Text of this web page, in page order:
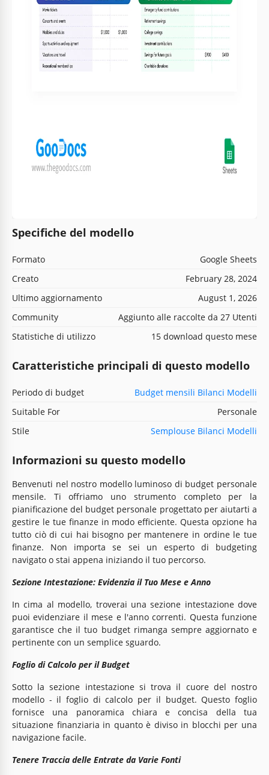
Specifiche del modello
Formato
Google Sheets
Creato
February 28, 2024
Ultimo aggiornamento
August 1, 2026
Community
Aggiunto alle raccolte da 27 Utenti
Statistiche di utilizzo
15 download questo mese
Caratteristiche principali di questo modello
Periodo di budget
Budget mensili Bilanci Modelli
Suitable For
Personale
Stile
Semplouse Bilanci Modelli
Informazioni su questo modello
Benvenuti nel nostro modello luminoso di budget personale
mensile. Ti offriamo uno strumento completo per la
pianificazione del budget personale progettato per aiutarti a
gestire le tue finanze in modo efficiente. Questa opzione ha
tutto ciò di cui hai bisogno per mantenere in ordine le tue
finanze. Non importa se sei un esperto di budgeting
navigato o stai appena iniziando il tuo percorso.
Sezione Intestazione: Evidenzia il Tuo Mese e Anno
In cima al modello, troverai una sezione intestazione dove
puoi evidenziare il mese e l'anno correnti. Questa funzione
garantisce che il tuo budget rimanga sempre aggiornato e
pertinente con un semplice sguardo.
Foglio di Calcolo per il Budget
Sotto la sezione intestazione si trova il cuore del nostro
modello - il foglio di calcolo per il budget. Questo foglio
fornisce una panoramica chiara e concisa della tua
situazione finanziaria in quanto è diviso in blocchi per una
navigazione facile.
Tenere Traccia delle Entrate da Varie Fonti